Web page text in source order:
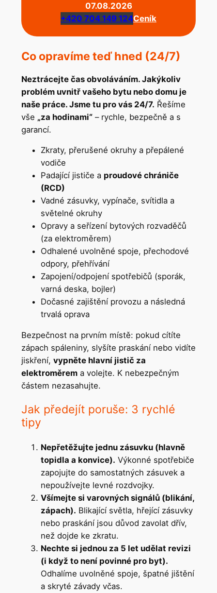
07.08.2026
+420 704 149 124Ceník
Co opravíme teď hned (24/7)
Neztrácejte čas obvoláváním. Jakýkoliv
problém uvnitř vašeho bytu nebo domu je
naše práce. Jsme tu pro vás 24/7. Řešíme
vše „za hodinami“– rychle, bezpečně a s
garancí.
Zkraty, přerušené okruhy a přepálené
vodiče
Padající jističe a proudové chrániče
(RCD)
Vadné zásuvky, vypínače, svítidla a
světelné okruhy
Opravy a seřízení bytových rozvaděčů
(za elektroměrem)
Odhalené uvolněné spoje, přechodové
odpory, přehřívání
Zapojení/odpojení spotřebičů (sporák,
varná deska, bojler)
Dočasné zajištění provozu a následná
trvalá oprava
Bezpečnost na prvním místě: pokud cítíte
zápach spáleniny, slyšíte praskání nebo vidíte
jiskření, vypněte hlavní jistič za
elektroměrema volejte. K nebezpečným
částem nezasahujte.
Jak předejít poruše: 3 rychlé
tipy
Nepřetěžujte jednu zásuvku (hlavně
topidla a konvice). Výkonné spotřebiče
zapojujte do samostatných zásuvek a
nepoužívejte levné rozdvojky.
Všímejte si varovných signálů (blikání,
zápach). Blikající světla, hřející zásuvky
nebo praskání jsou důvod zavolat dřív,
než dojde ke zkratu.
Nechte si jednou za 5 let udělat revizi
(i když to není povinné pro byt).
Odhalíme uvolněné spoje, špatné jištění
a skryté závady včas.